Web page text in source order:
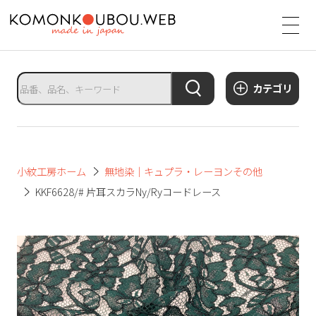
カテゴリ
小紋工房ホーム
無地染｜キュプラ・レーヨンその他
KKF6628/# 片耳スカラNy/Ryコードレース
サ
イ
ト
タ
イ
ト
ニ
ュ
ー
を
開